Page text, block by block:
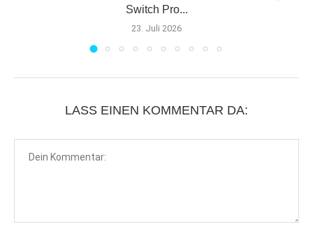
Switch Pro...
23. Juli 2026
LASS EINEN KOMMENTAR DA: